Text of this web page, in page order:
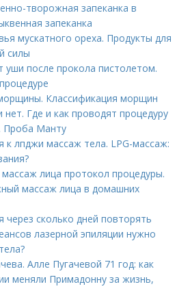
творожная запеканка в
запеканка
мускатного ореха. Продукты для
силы
уши после прокола пистолетом.
Классификация морщин
нет. Где и как проводят процедуру
Проба Манту
к лпджи массаж тела. LPG-массаж:
лица протокол процедуры.
массаж лица в домашних
через сколько дней повторять
лазерной эпиляции нужно
Алле Пугачевой 71 год: как
меняли Примадонну за жизнь,